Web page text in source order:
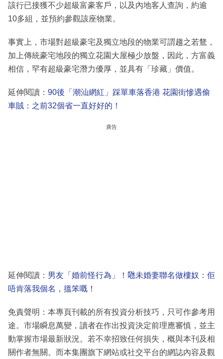
該行已接獲不少超級富豪客戶，以及內地客人查詢，約逾
10多組，並預約參觀該座物業。
事實上，市場對超級豪宅及獨立地段的物業可謂趨之若鶩，
加上傳統豪宅地段的獨立花園大屋極少放盤，因此，方富義
相信，罕有超級豪宅潛力優厚，並具有「珍藏」價值。
延伸閱讀： 90後「潮汕網紅」踩單車落香港 花園街慘遇偷
車賊：之前32個省一直好好的！
廣告
延伸閱讀： 男友「婚前怪行為」！𠱁未婚妻聯名做樓奴：佢
唔肯落我個名，搵笨嘅！
免責聲明：本專頁刊載的所有投資分析技巧，只可作參考用
途。市場瞬息萬變，讀者在作出投資決定前理應審慎，並主
動掌握市場最新狀況。若不幸招致任何損失，概與本刊及相
關作者無關。而本集團旗下網站或社交平台的網誌內容及觀